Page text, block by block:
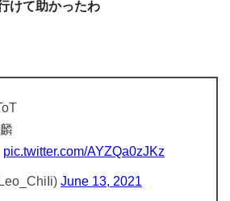
けて助かったわ
pic.twitter.com/AYZQa0zJKz
June 13, 2021